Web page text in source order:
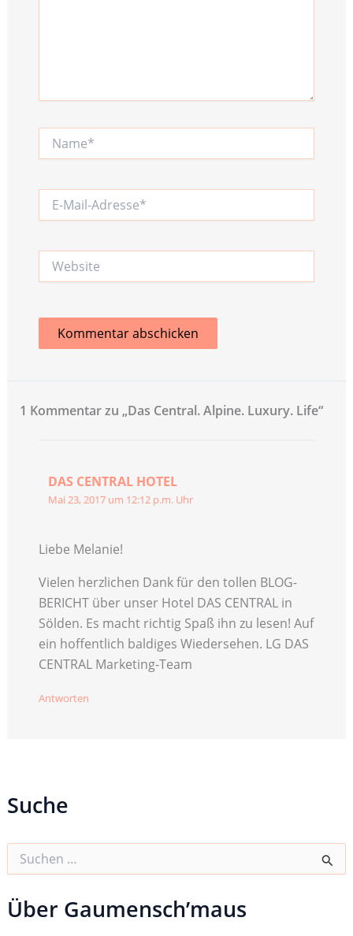
Mail-
1 Kommentar zu „Das Central. Alpine. Luxury. Life“
DAS CENTRAL HOTEL
Mai 23, 2017 um 12:12 p.m. Uhr
Liebe Melanie!
Vielen herzlichen Dank für den tollen BLOG-
BERICHT über unser Hotel DAS CENTRAL in
Sölden. Es macht richtig Spaß ihn zu lesen! Auf
ein hoffentlich baldiges Wiedersehen. LG DAS
CENTRAL Marketing-Team
Antworten
Suche
h
e
Über Gaumensch’maus